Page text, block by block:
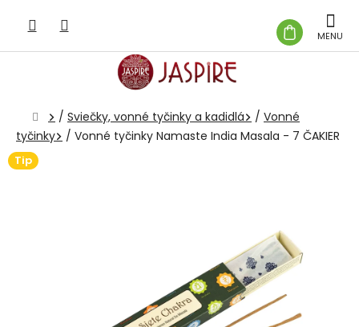
obsah
KOŠÍK
Domov
/ Sviečky, vonné tyčinky a kadidlá / Vonné
tyčinky
/ Vonné tyčinky Namaste India Masala - 7 ČAKIER
Tip